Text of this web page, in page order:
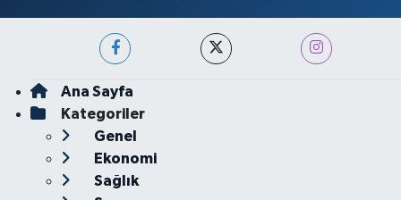
Ana Sayfa
Kategoriler
Genel
Ekonomi
Sağlık